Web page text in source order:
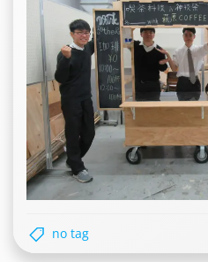
no tag